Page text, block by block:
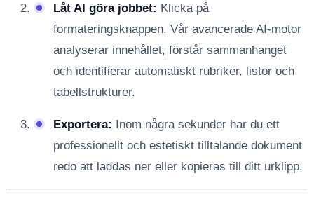
Låt AI göra jobbet: Klicka på
formateringsknappen. Vår avancerade AI-motor
analyserar innehållet, förstår sammanhanget
och identifierar automatiskt rubriker, listor och
tabellstrukturer.
Exportera: Inom några sekunder har du ett
professionellt och estetiskt tilltalande dokument
redo att laddas ner eller kopieras till ditt urklipp.